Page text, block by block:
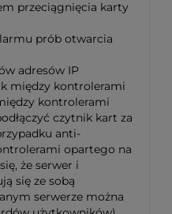
przeciągnięcia karty
prób otwarcia
adresów IP
między kontrolerami
kontrolerami
czytnik kart za
anti-
opartego na
że serwer i
się ze sobą
serwerze można